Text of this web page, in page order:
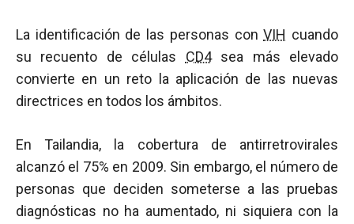
La identificación de las personas conVIH cuando
su recuento de células CD4sea más elevado
convierte en un reto la aplicación de las nuevas
directrices en todos los ámbitos.
En Tailandia, la cobertura de antirretrovirales
alcanzó el 75% en 2009. Sin embargo, el número de
personas que deciden someterse a las pruebas
diagnósticas no ha aumentado, ni siquiera con la